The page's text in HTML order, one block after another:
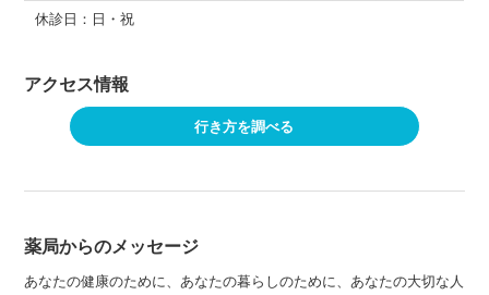
休診日：日・祝
アクセス情報
行き方を調べる
薬局からのメッセージ
あなたの健康のために、あなたの暮らしのために、あなたの大切な人